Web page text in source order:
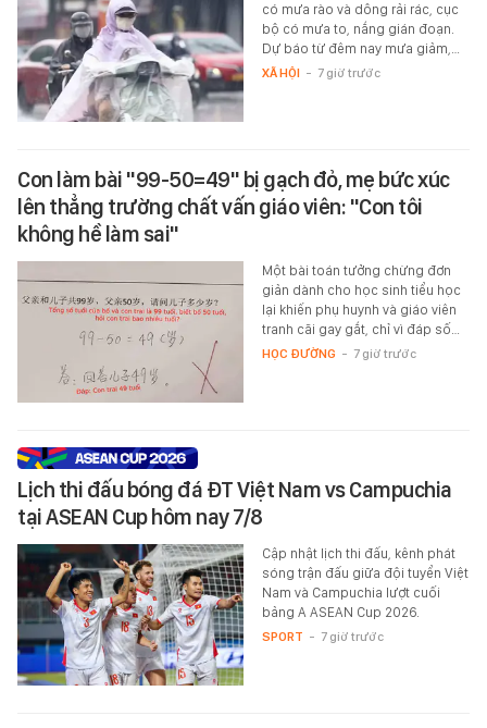
có mưa rào và dông rải rác, cục
bộ có mưa to, nắng gián đoạn.
Dự báo từ đêm nay mưa giảm,…
XÃ HỘI - 7 giờ trước
Con làm bài "99-50=49" bị gạch đỏ, mẹ bức xúc
lên thẳng trường chất vấn giáo viên: "Con tôi
không hề làm sai"
Một bài toán tưởng chừng đơn
giản dành cho học sinh tiểu học
lại khiến phụ huynh và giáo viên
tranh cãi gay gắt, chỉ vì đáp số…
HỌC ĐƯỜNG - 7 giờ trước
Lịch thi đấu bóng đá ĐT Việt Nam vs Campuchia
tại ASEAN Cup hôm nay 7/8
Cập nhật lịch thi đấu, kênh phát
sóng trận đấu giữa đội tuyển Việt
Nam và Campuchia lượt cuối
bảng A ASEAN Cup 2026.
SPORT - 7 giờ trước